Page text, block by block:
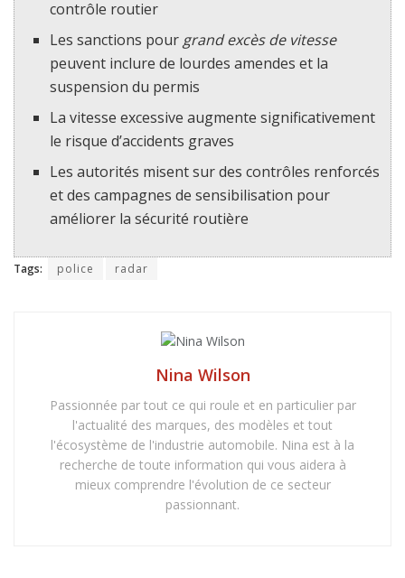
contrôle routier
Les sanctions pour grand excès de vitesse
peuvent inclure de lourdes amendes et la
suspension du permis
La vitesse excessive augmente significativement
le risque d’accidents graves
Les autorités misent sur des contrôles renforcés
et des campagnes de sensibilisation pour
améliorer la sécurité routière
Tags: police radar
Nina Wilson
Passionnée par tout ce qui roule et en particulier par
l'actualité des marques, des modèles et tout
l'écosystème de l'industrie automobile. Nina est à la
recherche de toute information qui vous aidera à
mieux comprendre l'évolution de ce secteur
passionnant.